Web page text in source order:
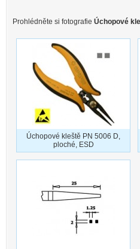
Prohlédněte si fotografie Úchopové
Úchopové kleště PN 5006 D,
ploché, ESD